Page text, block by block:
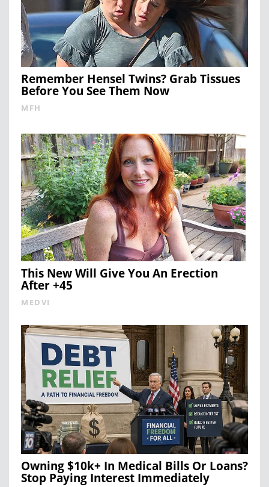
Remember Hensel Twins? Grab Tissues
Before You See Them Now
MFH
This New Will Give You An Erection
After +45
MEDVI
Owning $10k+ In Medical Bills Or Loans?
Stop Paying Interest Immediately